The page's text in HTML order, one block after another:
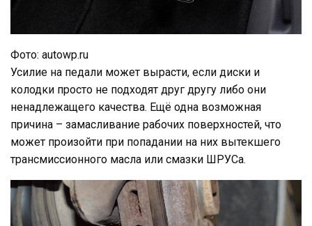
Фото: autowp.ru
Усилие на педали может вырасти, если диски и
колодки просто не подходят друг другу либо они
ненадлежащего качества. Ещё одна возможная
причина – замасливание рабочих поверхностей, что
может произойти при попадании на них вытекшего
трансмиссионного масла или смазки ШРУСа.